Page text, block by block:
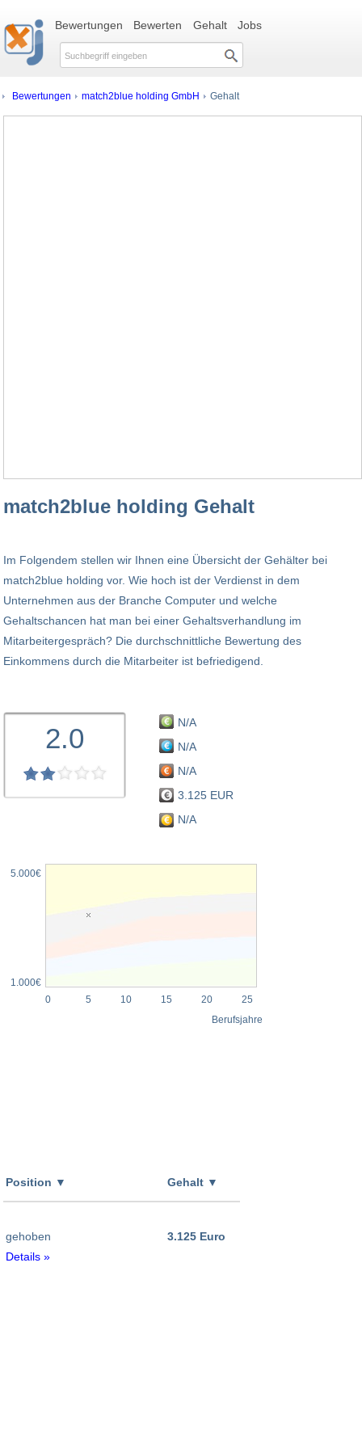
Bewertungen Bewerten Gehalt Jobs
Bewertungen match2blue holding GmbH Gehalt
match2blue holding Gehalt
Im Folgendem stellen wir Ihnen eine Übersicht der Gehälter bei
match2blue holding vor. Wie hoch ist der Verdienst in dem
Unternehmen aus der Branche Computer und welche
Gehaltschancen hat man bei einer Gehaltsverhandlung im
Mitarbeitergespräch? Die durchschnittliche Bewertung des
Einkommens durch die Mitarbeiter ist befriedigend.
2.0
N/A
N/A
N/A
3.125 EUR
N/A
5.000€
1.000€
0
5 10 15 20 25
Berufsjahre
Position ▼ Gehalt ▼
gehoben
Details »
3.125 Euro